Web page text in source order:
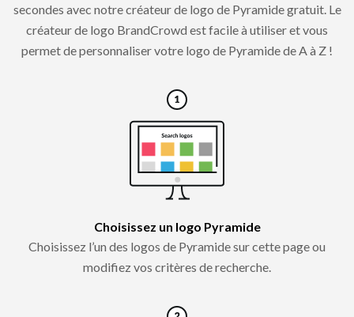
secondes avec notre créateur de logo de Pyramide gratuit. Le
créateur de logo BrandCrowd est facile à utiliser et vous
permet de personnaliser votre logo de Pyramide de A à Z !
Choisissez un logo Pyramide
Choisissez l’un des logos de Pyramide sur cette page ou
modifiez vos critères de recherche.